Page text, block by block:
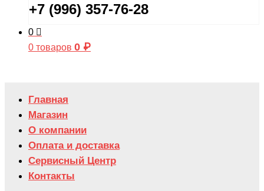
+7 (996) 357-76-28
0
0 товаров 0 ₽
Главная
Магазин
О компании
Оплата и доставка
Сервисный Центр
Контакты